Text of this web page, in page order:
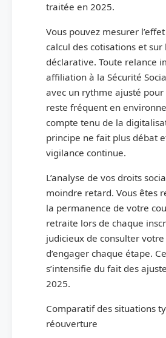
traitée en 2025.
Vous pouvez mesurer
calcul des cotisations et
déclarative. Toute relance
affiliation à la Sécurité
avec un rythme ajusté pour
reste fréquent en
compte tenu de la
principe ne fait plus débat
vigilance continue.
L’analyse de vos droits
moindre retard. Vous êtes
la permanence de votre
retraite lors de chaque
judicieux de consulter
d’engager chaque étape.
s’intensifie du fait des
2025.
Comparatif des situations
réouverture